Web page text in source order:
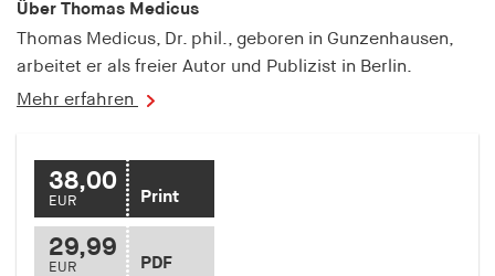
Über Thomas Medicus
Thomas Medicus, Dr. phil., geboren in Gunzenhausen,
arbeitet er als freier Autor und Publizist in Berlin.
Mehr erfahren
38,00
EUR Print
29,99
EUR PDF
Anbieter:
hamburger-edition.de
Cookie Laufzeit:
fonts_loaded
Name:
fonts_loaded